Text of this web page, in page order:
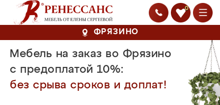
0
ФРЯЗИНО
Мебель на заказ во Фрязино
с предоплатой 10%:
без срыва сроков и доплат!